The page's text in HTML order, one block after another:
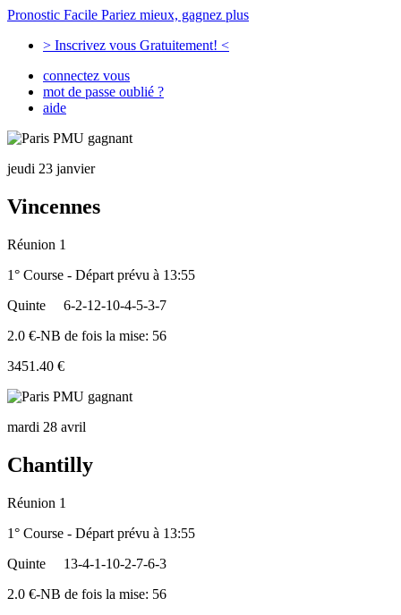
Pronostic Facile Pariez mieux, gagnez plus
> Inscrivez vous Gratuitement! <
connectez vous
mot de passe oublié ?
aide
jeudi 23 janvier
Vincennes
Réunion 1
1° Course - Départ prévu à 13:55
Quinte
6-2-12-10-4-5-3-7
2.0 €-NB de fois la mise: 56
3451.40 €
mardi 28 avril
Chantilly
Réunion 1
1° Course - Départ prévu à 13:55
Quinte
13-4-1-10-2-7-6-3
2.0 €-NB de fois la mise: 56